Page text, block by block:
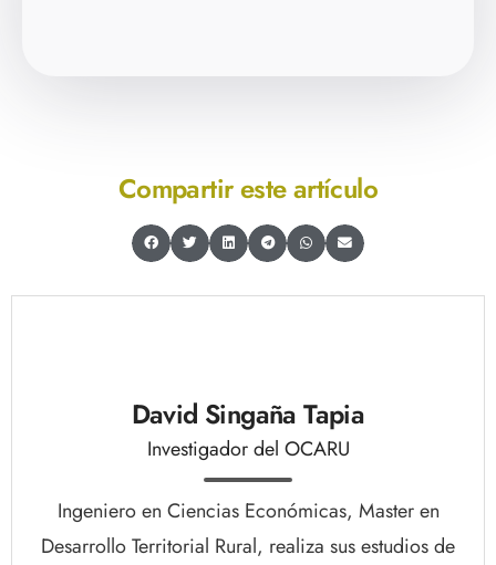
Compartir este artículo
David Singaña Tapia
Investigador del OCARU
Ingeniero en Ciencias Económicas, Master en
Desarrollo Territorial Rural, realiza sus estudios de